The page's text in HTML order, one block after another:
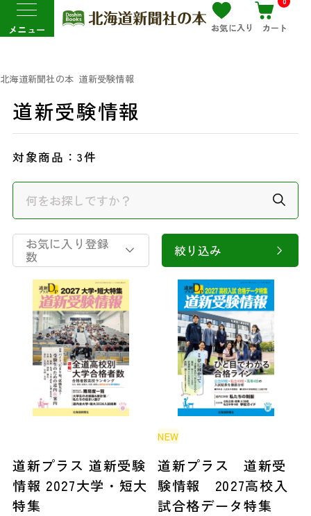
メニュー お気に入り カート
北海道新聞社の本 道新受験情報
道新受験情報
対象商品：3件
お気に入り登録
数 絞り込み
道新プラス 道新受験
情報 2027大学・短大
特集
NEW
道新プラス 道新受
験情報 2027高校入
試合格データ特集